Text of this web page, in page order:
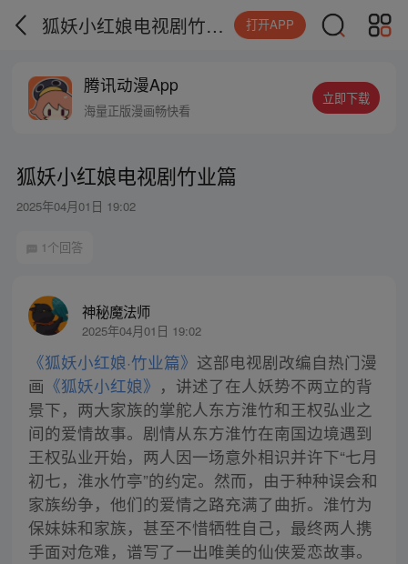
狐妖小红娘电视剧竹业篇 打开APP
腾讯动漫App
海量正版漫画畅快看
立即下载
狐妖小红娘电视剧竹业篇
2025年04月01日 19:02
1个回答
神秘魔法师
2025年04月01日 19:02
《狐妖小红娘·竹业篇》 这部电视剧改编自热门漫
画 《狐妖小红娘》 ，讲述了在人妖势不两立的背
景下，两大家族的掌舵人东方淮竹和王权弘业之
间的爱情故事。剧情从东方淮竹在南国边境遇到
王权弘业开始，两人因一场意外相识并许下“七月
初七，淮水竹亭”的约定。然而，由于种种误会和
家族纷争，他们的爱情之路充满了曲折。淮竹为
保妹妹和家族，甚至不惜牺牲自己，最终两人携
手面对危难，谱写了一出唯美的仙侠爱恋故事。